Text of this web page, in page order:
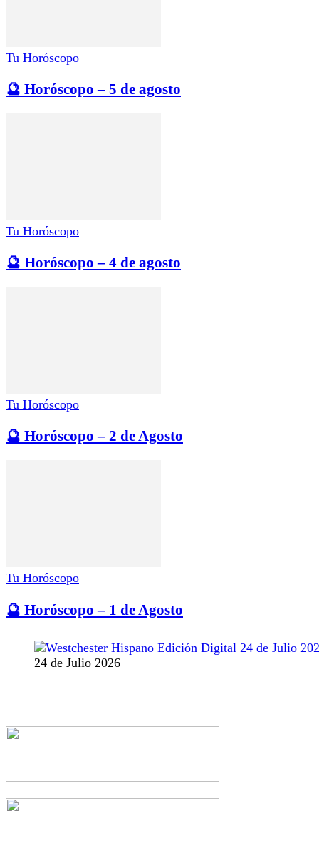
Tu Horóscopo
🔮 Horóscopo – 5 de agosto
Tu Horóscopo
🔮 Horóscopo – 4 de agosto
Tu Horóscopo
🔮 Horóscopo – 2 de Agosto
Tu Horóscopo
🔮 Horóscopo – 1 de Agosto
24 de Julio 2026